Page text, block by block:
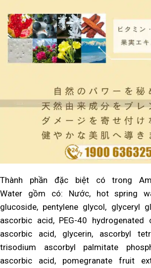
Thành phần đặc biệt có trong
Water
gồm có: Nước, hot spring
glucoside, pentylene glycol, glyceryl
ascorbic acid, PEG-40 hydrogenated
ascorbic acid, glycerin, ascorbyl
trisodium ascorbyl palmitate
ascorbic acid, pomegranate fruit